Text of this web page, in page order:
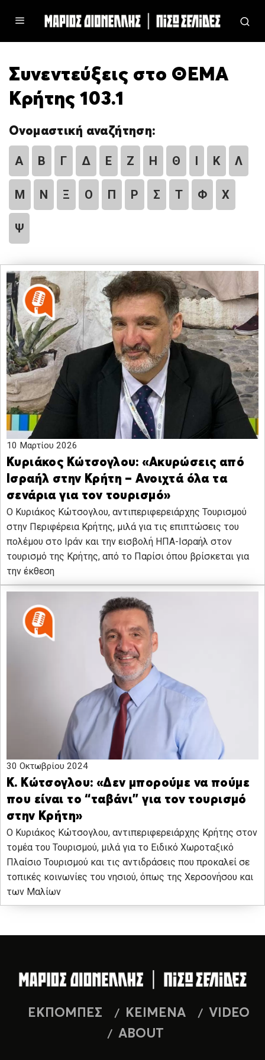
Συνεντεύξεις στο ΘΕΜΑ
Κρήτης 103.1
Ονομαστική αναζήτηση:
Α Β Γ Δ Ε Ζ Η Θ Ι Κ Λ
Μ Ν Ξ Ο Π Ρ Σ Τ Φ Χ
Ψ
10 Μαρτίου 2026
Κυριάκος Κώτσογλου: «Ακυρώσεις από
Ισραήλ στην Κρήτη – Ανοιχτά όλα τα
σενάρια για τον τουρισμό»
Ο Κυριάκος Κώτσογλου, αντιπεριφερειάρχης Τουρισμού
στην Περιφέρεια Κρήτης, μιλά για τις επιπτώσεις του
πολέμου στο Ιράν και την εισβολή ΗΠΑ-Ισραήλ στον
τουρισμό της Κρήτης, από το Παρίσι όπου βρίσκεται για
την έκθεση
30 Οκτωβρίου 2024
Κ. Κώτσογλου: «Δεν μπορούμε να πούμε
που είναι το “ταβάνι” για τον τουρισμό
στην Κρήτη»
Ο Κυριάκος Κώτσογλου, αντιπεριφερειάρχης Κρήτης στον
τομέα του Τουρισμού, μιλά για το Ειδικό Χωροταξικό
Πλαίσιο Τουρισμού και τις αντιδράσεις που προκαλεί σε
τοπικές κοινωνίες του νησιού, όπως της Χερσονήσου και
των Μαλίων
ΕΚΠΟΜΠΕΣ ΚΕΙΜΕΝΑ
VIDEO
ABOUT